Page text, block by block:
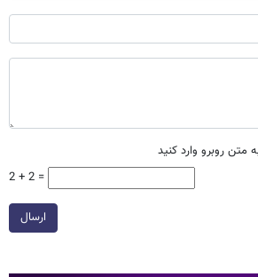
متن روبرو وارد کنید
2 + 2 =
ارسال